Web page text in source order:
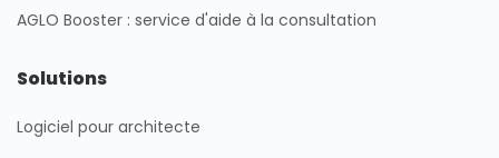
AGLO Booster : service d'aide à la consultation
Solutions
Logiciel pour architecte